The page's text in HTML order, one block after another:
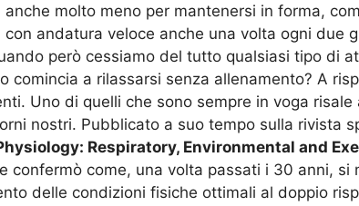
anche molto meno per mantenersi in forma,
con andatura veloce anche una volta ogni due
però cessiamo del tutto qualsiasi tipo di
comincia a rilassarsi senza allenamento? A
Uno di quelli che sono sempre in voga
nostri. Pubblicato a suo tempo sulla rivista
Respiratory, Environmental and
confermò come, una volta passati i 30 anni,
delle condizioni fisiche ottimali al doppio